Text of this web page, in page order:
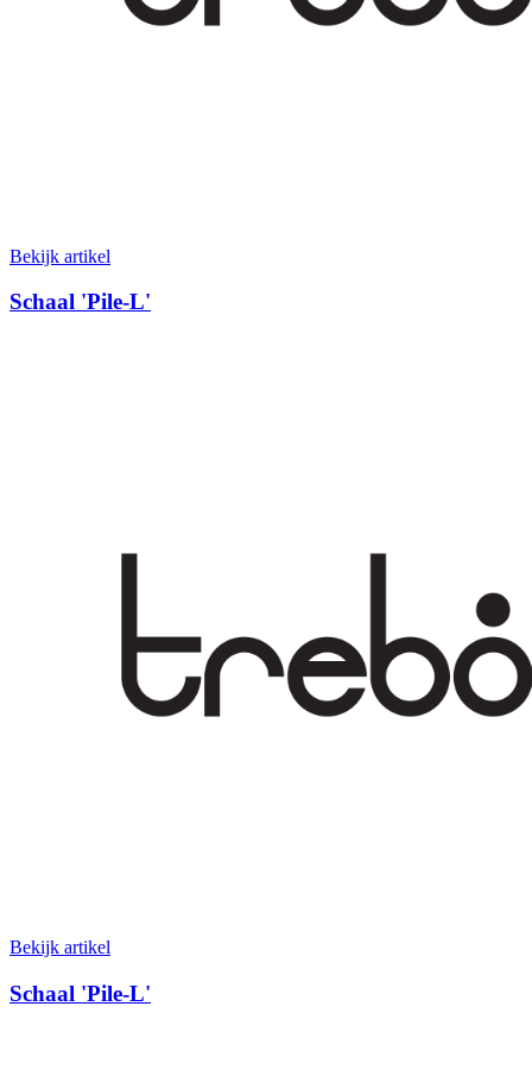
Bekijk artikel
Schaal 'Pile-L'
Bekijk artikel
Schaal 'Pile-L'